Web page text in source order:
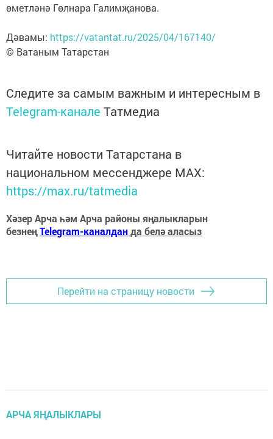
өметләнә Гөлнара Галимҗанова.
Дәвамы: https://vatantat.ru/2025/04/167140/
© Ватаным Татарстан
Следите за самым важным и интересным в
Telegram-канале Татмедиа
Читайте новости Татарстана в
национальном мессенджере MАХ:
https://max.ru/tatmedia
Хәзер Арча һәм Арча районы яңалыкларын
безнеңTelegram-каналданда белә аласыз
Перейти на страницу новости
АРЧА ЯҢАЛЫКЛАРЫ